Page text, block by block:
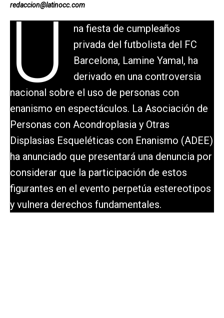
redaccion@latinocc.com
U
na fiesta de cumpleaños
privada del futbolista del FC
Barcelona, Lamine Yamal, ha
derivado en una controversia
nacional sobre el uso de personas con
enanismo en espectáculos. La Asociación de
Personas con Acondroplasia y Otras
Displasias Esqueléticas con Enanismo (ADEE)
ha anunciado que presentará una denuncia por
considerar que la participación de estos
figurantes en el evento perpetúa estereotipos
y vulnera derechos fundamentales.